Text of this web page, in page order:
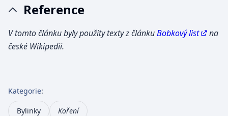
Reference
V tomto článku byly použity texty z článkuBobkový list
na
české Wikipedii.
Kategorie:
Bylinky
Koření